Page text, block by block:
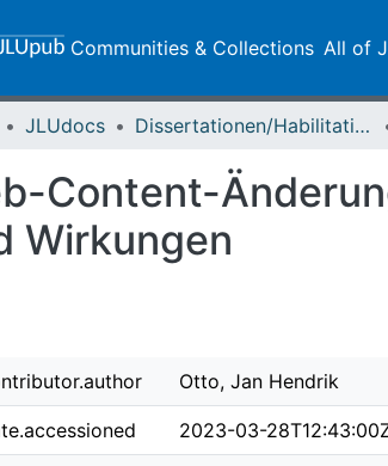
Communities & Collections All of
JLUdocs Dissertationen/Habilitationen
Content-
Wirkungen
Otto, Jan Hendrik
2023-03-